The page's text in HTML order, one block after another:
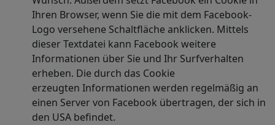
Ihren Browser, wenn Sie die mit dem Facebook-
Logo versehene Schaltfläche anklicken. Mittels
dieser Textdatei kann Facebook weitere
Informationen über Sie und Ihr Surfverhalten
erheben. Die durch das Cookie
erzeugten Informationen werden regelmäßig an
einen Server von Facebook übertragen, der sich in
den USA befindet.